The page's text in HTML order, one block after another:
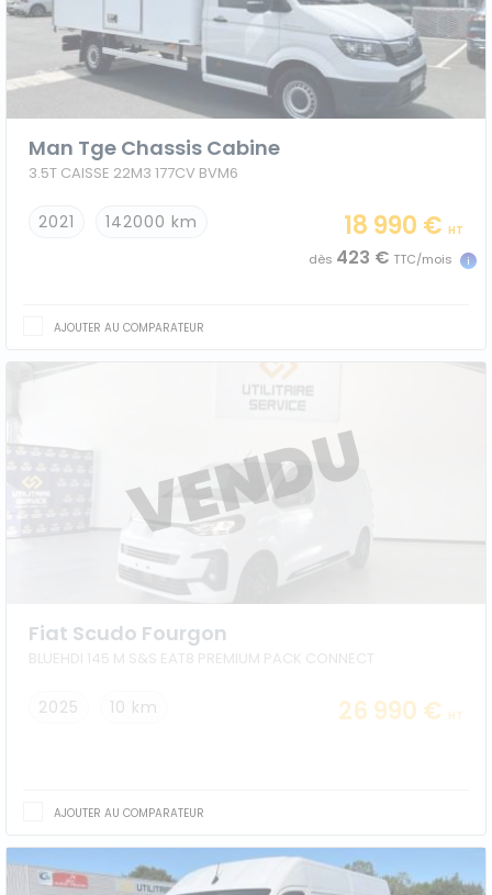
Man Tge Chassis Cabine
3.5T CAISSE 22M3 177CV BVM6
2021 142000 km 18 990 € HT
dès 423 € TTC/mois
AJOUTER AU COMPARATEUR
Fiat Scudo Fourgon
BLUEHDI 145 M S&S EAT8 PREMIUM PACK CONNECT
2025 10 km 26 990 € HT
AJOUTER AU COMPARATEUR